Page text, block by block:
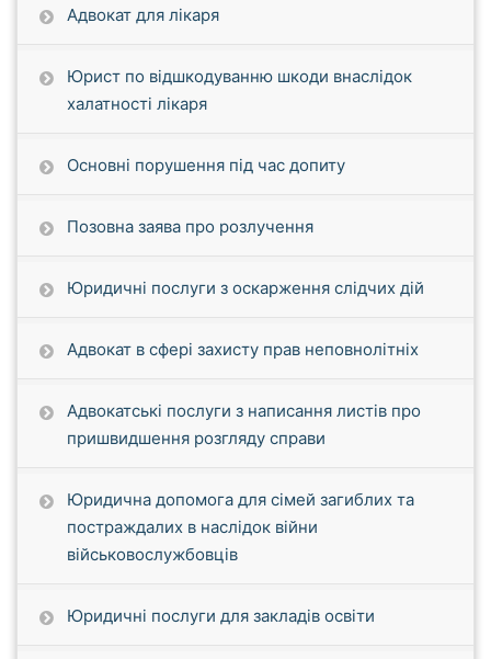
Адвокат для лікаря
Юрист по відшкодуванню шкоди внаслідок
халатності лікаря
Основні порушення під час допиту
Позовна заява про розлучення
Юридичні послуги з оскарження слідчих дій
Адвокат в сфері захисту прав неповнолітніх
Адвокатські послуги з написання листів про
пришвидшення розгляду справи
Юридична допомога для сімей загиблих та
постраждалих в наслідок війни
військовослужбовців
Юридичні послуги для закладів освіти